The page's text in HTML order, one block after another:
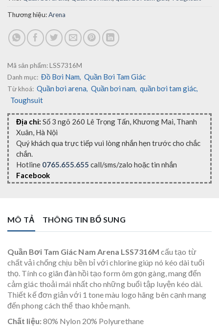
Thương hiệu:Arena
Mã sản phẩm:LSS7316M
Danh mục: Đồ Bơi Nam, Quần Bơi Tam Giác
Từ khoá: Quần bơi arena, Quần bơi nam, quần bơi tam giác,
Toughsuit
Địa chỉ: Số 3 ngõ 260 Lê Trọng Tấn, Khương Mai, Thanh
Xuân, Hà Nội
Quý khách qua trực tiếp vui lòng nhắn hẹn trước cho chắc
chắn.
Hotline 0765.655.655 call/sms/zalo hoặc tin nhắn
Facebook
MÔ TẢ THÔNG TIN BỔ SUNG
Quần Bơi Tam Giác Nam Arena LSS7316M cấu tạo từ
chất vải chống chịu bền bỉ với chlorine giúp nó kéo dài tuổi
thọ. Tính co giãn đàn hồi tạo form ôm gọn gàng, mang đến
cảm giác thoải mái nhất cho những buổi tập luyện kéo dài.
Thiết kế đơn giản với 1 tone màu logo hãng bên cạnh mang
đến phong cách thể thao khỏe mạnh.
Chất liệu:80% Nylon 20% Polyurethane